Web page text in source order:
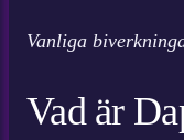
Vanliga
Vad är